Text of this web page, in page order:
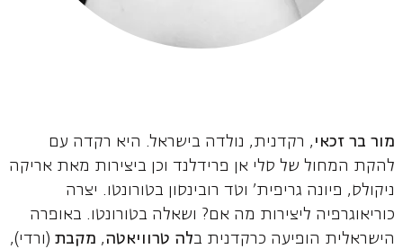
מור בר זכאי , רקדנית, נולדה בישראל. היא רקדה עם
להקת המחול של סלי אן פרידלנד וכן ביצירות מאת אריקה
ניקולס, פיונה גריפית' וטד רובינסון בטורונטו. יצרה
כוריאוגרפיה ליצירות מה אם? ושאלה בטורונטו. באופרה
הישראלית הופיעה כרקדנית בלה טרוויאטה, מקבת (ורדי),